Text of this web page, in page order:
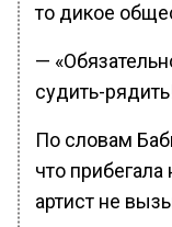
то дикое
—
судить-
По словам
что
артист не